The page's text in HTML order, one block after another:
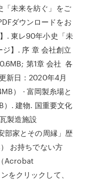
「未来を紡ぐ」をご
ダウンロードをお
. 東レ90年小史「未
】. 序 章 会社創立
第1章 会社 各
新日：2020年4月
） · 富岡製糸場と
）. 建物. 国重要文化
製造施設
部家とその周縁」歴
お持ちでない方
Acrobat
をクリックして、